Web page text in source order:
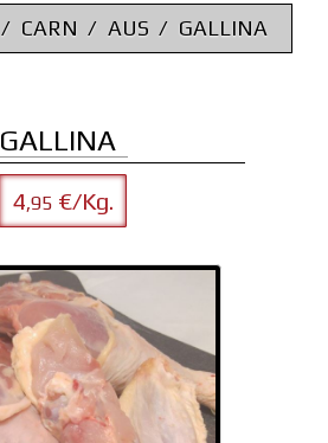
CARN AUS GALLINA
GALLINA
4,95 €/Kg.